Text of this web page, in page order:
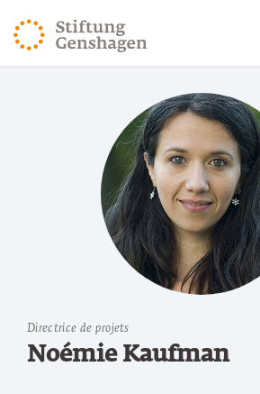
REVENIR AU CONTENU PRINCIPAL
REVENIR À LA RECHERCHE
Directrice de projets
Noémie Kaufman